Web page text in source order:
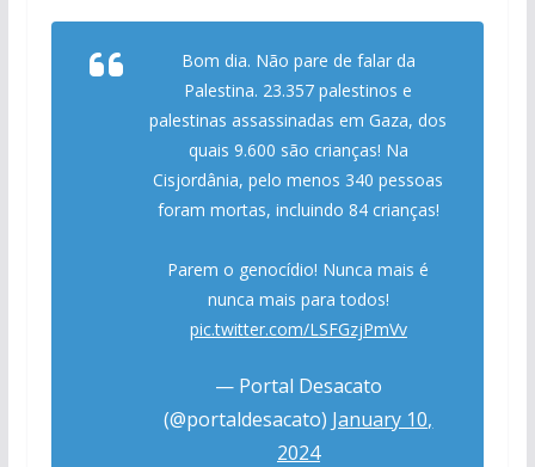
Bom dia. Não pare de falar da
Palestina. 23.357 palestinos e
palestinas assassinadas em Gaza, dos
quais 9.600 são crianças! Na
Cisjordânia, pelo menos 340 pessoas
foram mortas, incluindo 84 crianças!
Parem o genocídio! Nunca mais é
nunca mais para todos!
pic.twitter.com/LSFGzjPmVv
— Portal Desacato
(@portaldesacato) January 10,
2024